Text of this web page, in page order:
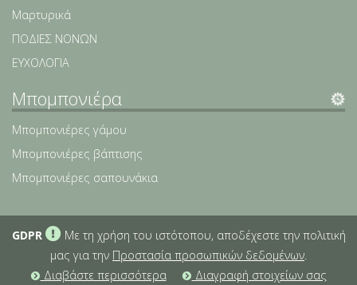
Μαρτυρικά
ΠΟΔΙΕΣ ΝΟΝΩΝ
ΕΥΧΟΛΟΓΙΑ
Μπομπονιέρα
Μπομπονιέρες γάμου
Μπομπονιέρες βάπτισης
Μπομπονιέρες σαπουνάκια
GDPR
Με τη χρήση του ιστότοπου, αποδέχεστε την πολιτική
μας για την Προστασία προσωπικών δεδομένων.
Διαβάστε περισσότερα
Διαγραφή στοιχείων σας